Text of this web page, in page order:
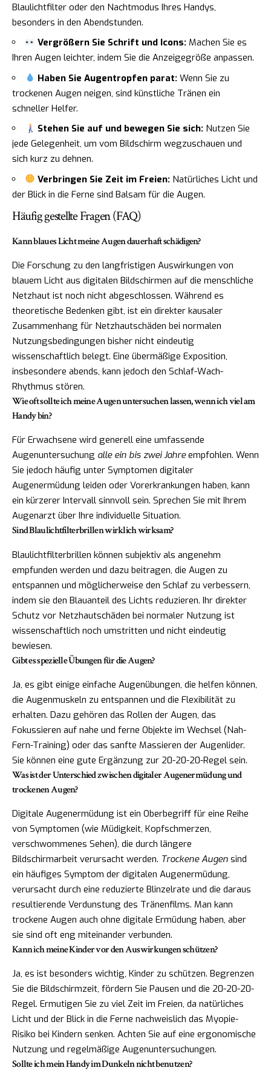
Blaulichtfilter oder den Nachtmodus Ihres Handys,
besonders in den Abendstunden.
Vergrößern Sie Schrift und Icons: Machen Sie es
Ihren Augen leichter, indem Sie die Anzeigegröße anpassen.
Haben Sie Augentropfen parat: Wenn Sie zu
trockenen Augen neigen, sind künstliche Tränen ein
schneller Helfer.
Stehen Sie auf und bewegen Sie sich: Nutzen Sie
jede Gelegenheit, um vom Bildschirm wegzuschauen und
sich kurz zu dehnen.
Verbringen Sie Zeit im Freien: Natürliches Licht und
der Blick in die Ferne sind Balsam für die Augen.
Häufig gestellte Fragen (FAQ)
Kann blaues Licht meine Augen dauerhaft schädigen?
Die Forschung zu den langfristigen Auswirkungen von
blauem Licht aus digitalen Bildschirmen auf die menschliche
Netzhaut ist noch nicht abgeschlossen. Während es
theoretische Bedenken gibt, ist ein direkter kausaler
Zusammenhang für Netzhautschäden bei normalen
Nutzungsbedingungen bisher nicht eindeutig
wissenschaftlich belegt. Eine übermäßige Exposition,
insbesondere abends, kann jedoch den Schlaf-Wach-
Rhythmus stören.
Wie oft sollte ich meine Augen untersuchen lassen, wenn ich viel am
Handy bin?
Für Erwachsene wird generell eine umfassende
Augenuntersuchung alle ein bis zwei Jahreempfohlen. Wenn
Sie jedoch häufig unter Symptomen digitaler
Augenermüdung leiden oder Vorerkrankungen haben, kann
ein kürzerer Intervall sinnvoll sein. Sprechen Sie mit Ihrem
Augenarzt über Ihre individuelle Situation.
Sind Blaulichtfilterbrillen wirklich wirksam?
Blaulichtfilterbrillen können subjektiv als angenehm
empfunden werden und dazu beitragen, die Augen zu
entspannen und möglicherweise den Schlaf zu verbessern,
indem sie den Blauanteil des Lichts reduzieren. Ihr direkter
Schutz vor Netzhautschäden bei normaler Nutzung ist
wissenschaftlich noch umstritten und nicht eindeutig
bewiesen.
Gibt es spezielle Übungen für die Augen?
Ja, es gibt einige einfache Augenübungen, die helfen können,
die Augenmuskeln zu entspannen und die Flexibilität zu
erhalten. Dazu gehören das Rollen der Augen, das
Fokussieren auf nahe und ferne Objekte im Wechsel (Nah-
Fern-Training) oder das sanfte Massieren der Augenlider.
Sie können eine gute Ergänzung zur 20-20-20-Regel sein.
Was ist der Unterschied zwischen digitaler Augenermüdung und
trockenen Augen?
Digitale Augenermüdung ist ein Oberbegriff für eine Reihe
von Symptomen (wie Müdigkeit, Kopfschmerzen,
verschwommenes Sehen), die durch längere
Bildschirmarbeit verursacht werden. Trockene Augen sind
ein häufiges Symptom der digitalen Augenermüdung,
verursacht durch eine reduzierte Blinzelrate und die daraus
resultierende Verdunstung des Tränenfilms. Man kann
trockene Augen auch ohne digitale Ermüdung haben, aber
sie sind oft eng miteinander verbunden.
Kann ich meine Kinder vor den Auswirkungen schützen?
Ja, es ist besonders wichtig, Kinder zu schützen. Begrenzen
Sie die Bildschirmzeit, fördern Sie Pausen und die 20-20-20-
Regel. Ermutigen Sie zu viel Zeit im Freien, da natürliches
Licht und der Blick in die Ferne nachweislich das Myopie-
Risiko bei Kindern senken. Achten Sie auf eine ergonomische
Nutzung und regelmäßige Augenuntersuchungen.
Sollte ich mein Handy im Dunkeln nicht benutzen?